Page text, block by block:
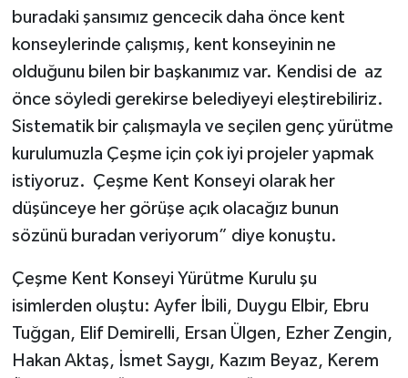
buradaki şansımız gencecik daha önce kent
konseylerinde çalışmış, kent konseyinin ne
olduğunu bilen bir başkanımız var. Kendisi de az
önce söyledi gerekirse belediyeyi eleştirebiliriz.
Sistematik bir çalışmayla ve seçilen genç yürütme
kurulumuzla Çeşme için çok iyi projeler yapmak
istiyoruz. Çeşme Kent Konseyi olarak her
düşünceye her görüşe açık olacağız bunun
sözünü buradan veriyorum” diye konuştu.
Çeşme Kent Konseyi Yürütme Kurulu şu
isimlerden oluştu: Ayfer İbili, Duygu Elbir, Ebru
Tuğgan, Elif Demirelli, Ersan Ülgen, Ezher Zengin,
Hakan Aktaş, İsmet Saygı, Kazım Beyaz, Kerem